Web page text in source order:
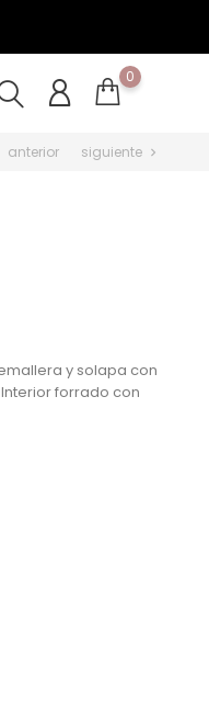
0
anterior siguiente chevron_right
y solapa con
forrado con